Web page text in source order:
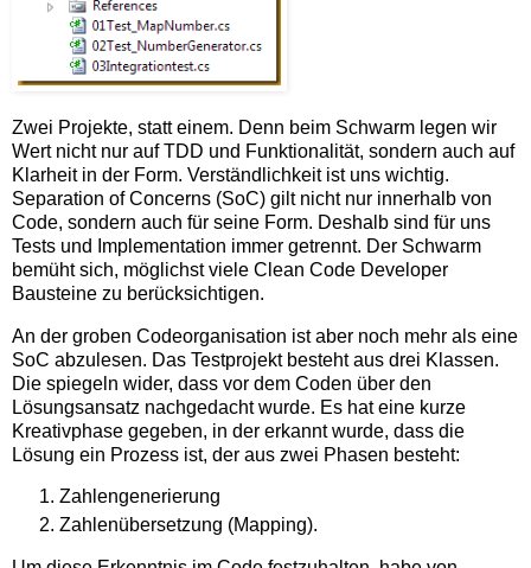
Zwei Projekte, statt einem. Denn beim Schwarm legen wir
Wert nicht nur auf TDD und Funktionalität, sondern auch auf
Klarheit in der Form. Verständlichkeit ist uns wichtig.
Separation of Concerns (SoC) gilt nicht nur innerhalb von
Code, sondern auch für seine Form. Deshalb sind für uns
Tests und Implementation immer getrennt. Der Schwarm
bemüht sich, möglichst viele Clean Code Developer
Bausteine zu berücksichtigen.
An der groben Codeorganisation ist aber noch mehr als eine
SoC abzulesen. Das Testprojekt besteht aus drei Klassen.
Die spiegeln wider, dass vor dem Coden über den
Lösungsansatz nachgedacht wurde. Es hat eine kurze
Kreativphase gegeben, in der erkannt wurde, dass die
Lösung ein Prozess ist, der aus zwei Phasen besteht:
Zahlengenerierung
Zahlenübersetzung (Mapping).